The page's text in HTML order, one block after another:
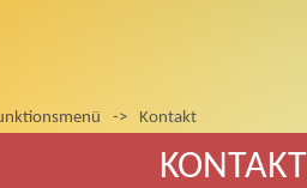
-> Kontakt
KONTAKT